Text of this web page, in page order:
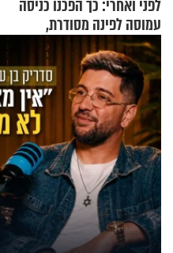
לפני ואחרי: כך הפכנו כניסה
עמוסה לפינה מסודרת,
שימושית ומזמינה